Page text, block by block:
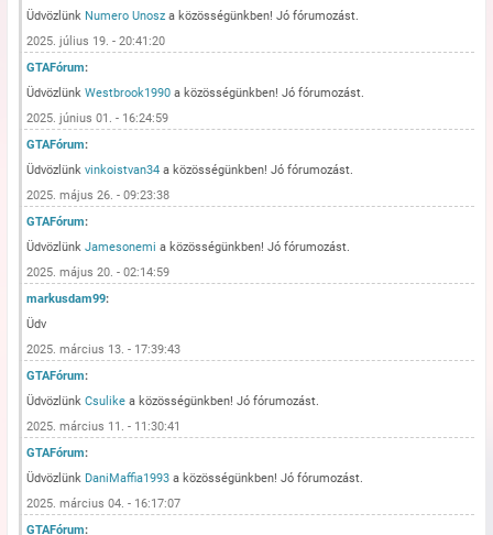
Üdvözlünk Numero Unosz a közösségünkben! Jó fórumozást.
2025. július 19. - 20:41:20
GTAFórum:
ÜdvözlünkWestbrook1990 a közösségünkben! Jó fórumozást.
2025. június 01. - 16:24:59
GTAFórum:
Üdvözlünkvinkoistvan34 a közösségünkben! Jó fórumozást.
2025. május 26. - 09:23:38
GTAFórum:
ÜdvözlünkJamesonemi a közösségünkben! Jó fórumozást.
2025. május 20. - 02:14:59
markusdam99:
Üdv
2025. március 13. - 17:39:43
GTAFórum:
ÜdvözlünkCsulike a közösségünkben! Jó fórumozást.
2025. március 11. - 11:30:41
GTAFórum:
Üdvözlünk DaniMaffia1993 a közösségünkben! Jó fórumozást.
2025. március 04. - 16:17:07
GTAFórum: